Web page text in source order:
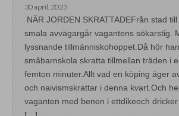
30 april, 2023
NÄR JORDEN SKRATTADEFrån stad
smala avvägargår vagantens sökarstig.
lyssnande tillmänniskohoppet.Då hör
småbarnskola skratta tillmellan träden i
femton minuter.Allt vad en köping äger
och naivismskrattar i denna kvart.Och
vaganten med benen i ettdikeoch